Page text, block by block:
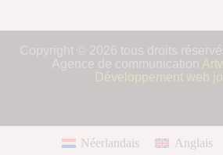
Développement web
Néerlandais Anglais